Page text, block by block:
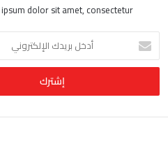
dolor sit amet, consectetur.
خ
ب